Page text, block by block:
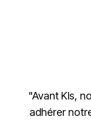
"Avant Kls,
adhérer